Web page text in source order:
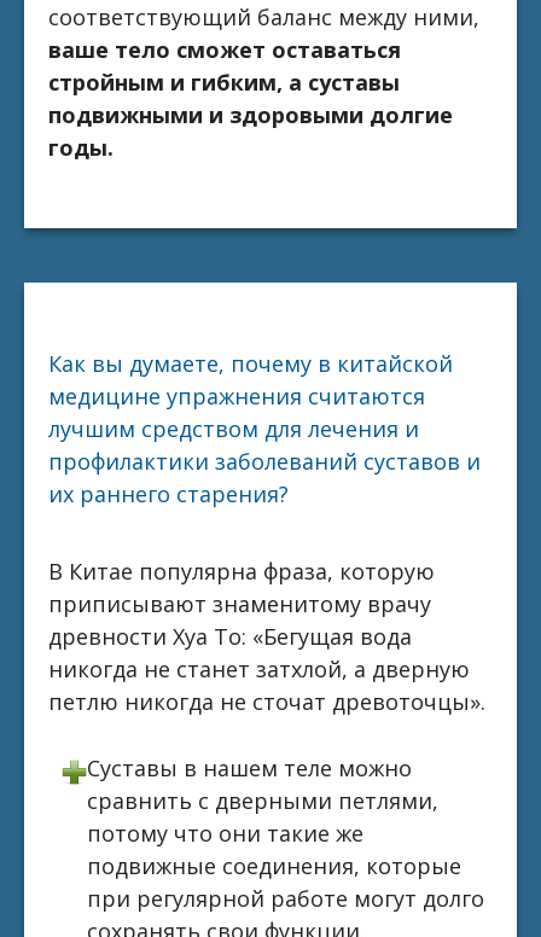
соответствующий баланс между ними,
ваше тело сможет оставаться
стройным и гибким, а суставы
подвижными и здоровыми долгие
годы.
Как вы думаете, почему в китайской
медицине упражнения считаются
лучшим средством для лечения и
профилактики заболеваний суставов и
их раннего старения?
В Китае популярна фраза, которую
приписывают знаменитому врачу
древности Хуа То: «Бегущая вода
никогда не станет затхлой, а дверную
петлю никогда не сточат древоточцы».
Суставы в нашем теле можно
сравнить с дверными петлями,
потому что они такие же
подвижные соединения, которые
при регулярной работе могут долго